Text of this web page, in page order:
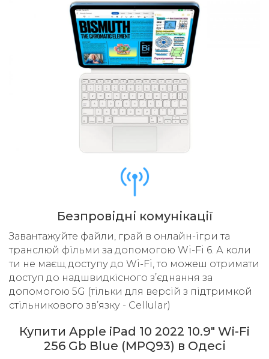
Безпровідні комунікації
Завантажуйте файли, грай в онлайн-ігри та
транслюй фільми за допомогою Wi-Fi 6. А коли
ти не маєщ доступу до Wi-Fi, то можеш отримати
доступ до надшвидкісного з’єднання за
допомогою 5G (тільки для версій з підтримкой
стільникового звʼязку - Cellular)
Купити Apple iPad 10 2022 10.9" Wi-Fi
256 Gb Blue (MPQ93) в Одесі